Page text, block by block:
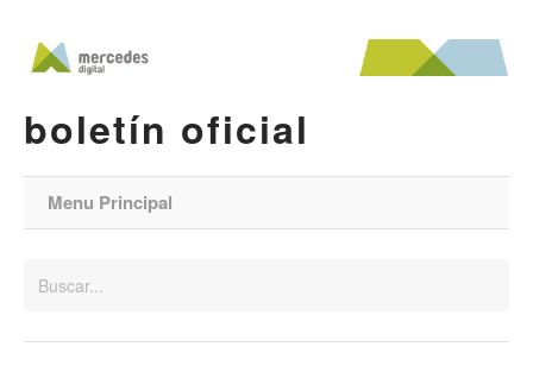
boletín oficial
Menu Principal